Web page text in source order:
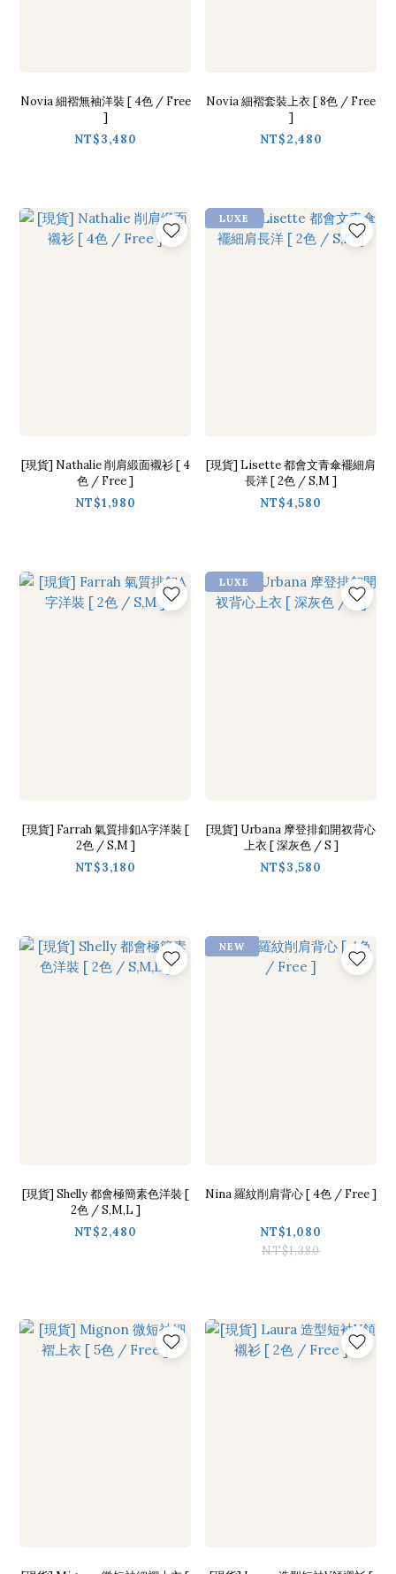
Novia 細褶無袖洋裝 [ 4色 / Free
]
NT$3,480
Novia 細褶套裝上衣 [ 8色 / Free
]
NT$2,480
[現貨] Nathalie 削肩緞面襯衫 [ 4
色 / Free ]
NT$1,980
LUXE
[現貨] Lisette 都會文青傘襬細肩
長洋 [ 2色 / S,M ]
NT$4,580
[現貨] Farrah 氣質排釦A字洋裝 [
2色 / S,M ]
NT$3,180
LUXE
[現貨] Urbana 摩登排釦開衩背心
上衣 [ 深灰色 / S ]
NT$3,580
[現貨] Shelly 都會極簡素色洋裝 [
2色 / S,M,L ]
NT$2,480
NEW
Nina 羅紋削肩背心 [ 4色 / Free ]
NT$1,080
NT$1,380